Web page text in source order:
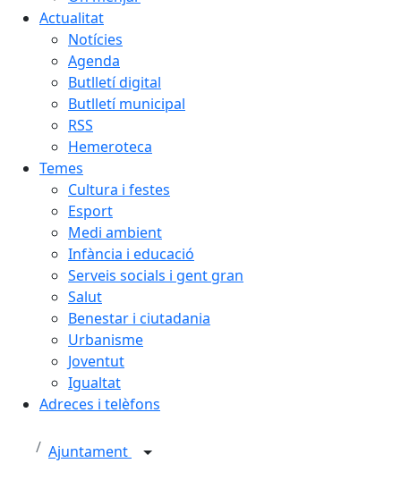
Actualitat
Notícies
Agenda
Butlletí digital
Butlletí municipal
RSS
Hemeroteca
Temes
Cultura i festes
Esport
Medi ambient
Infància i educació
Serveis socials i gent gran
Salut
Benestar i ciutadania
Urbanisme
Joventut
Igualtat
Adreces i telèfons
Ajuntament